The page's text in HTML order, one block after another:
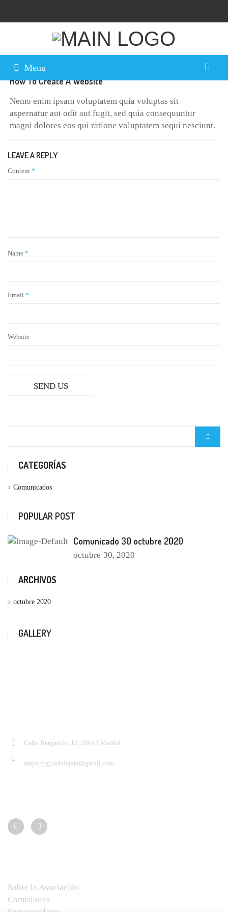
Menu
How To Create A Website
Nemo enim ipsam voluptatem quia voluptas sit
aspernatur aut odit aut fugit, sed quia consequuntur
magni dolores eos qui ratione voluptatem sequi nesciunt.
LEAVE A REPLY
Content *
Name *
Email *
Website
CATEGORÍAS
Comunicados
POPULAR POST
Comunicado 30 octubre 2020
octubre 30, 2020
ARCHIVOS
octubre 2020
GALLERY
Calle Bergantín, 13, 28042 Madrid
ampa.cpguadalajara@gmail.com
Sobre la Asociación
Comisiones